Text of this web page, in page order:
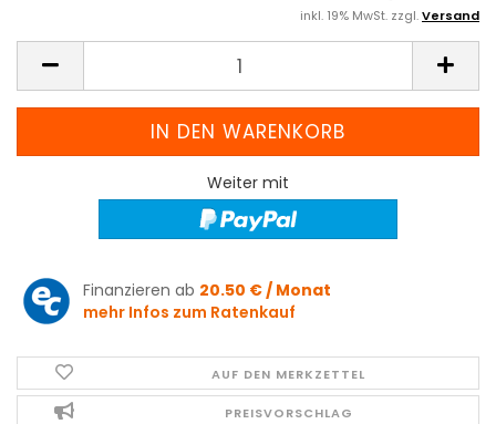
inkl. 19% MwSt. zzgl.Versand
Weiter mit
Finanzieren ab 20.50 € / Monat
mehr Infos zum Ratenkauf
AUF DEN MERKZETTEL
PREISVORSCHLAG